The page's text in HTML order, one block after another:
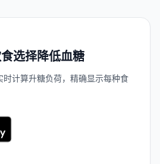
选择降低血糖
计算升糖负荷，精确显示每种食